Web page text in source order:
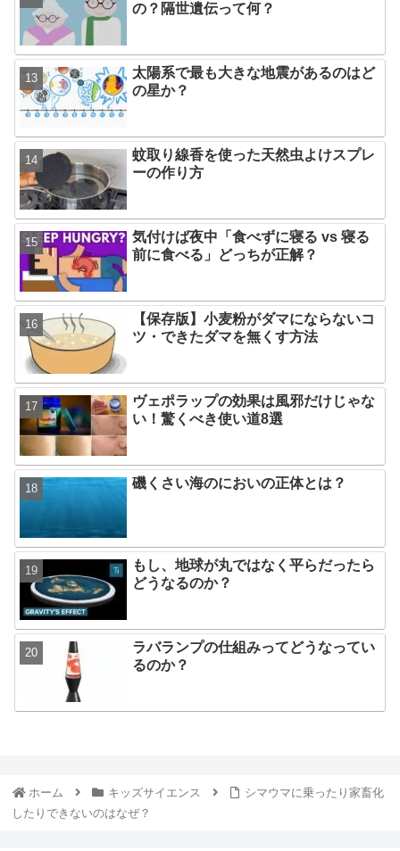
の？隔世遺伝って何？
太陽系で最も大きな地震があるのはど
の星か？
蚊取り線香を使った天然虫よけスプレ
ーの作り方
気付けば夜中「食べずに寝る vs 寝る
前に食べる」どっちが正解？
【保存版】小麦粉がダマにならないコ
ツ・できたダマを無くす方法
ヴェポラップの効果は風邪だけじゃな
い！驚くべき使い道8選
磯くさい海のにおいの正体とは？
もし、地球が丸ではなく平らだったら
どうなるのか？
ラバランプの仕組みってどうなってい
るのか？
ホーム キッズサイエンス
シマウマに乗ったり家畜化
したりできないのはなぜ？